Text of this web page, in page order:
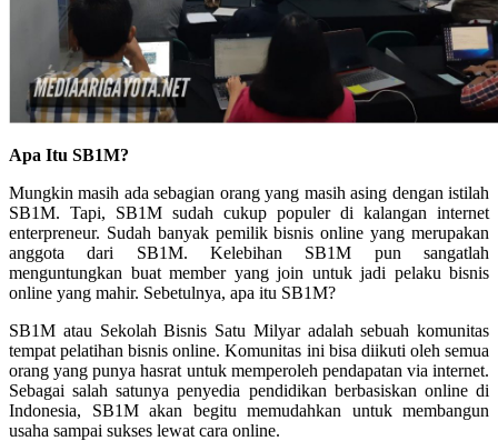
Apa Itu SB1M?
Mungkin masih ada sebagian orang yang masih asing dengan istilah
SB1M. Tapi, SB1M sudah cukup populer di kalangan internet
enterpreneur. Sudah banyak pemilik bisnis online yang merupakan
anggota dari SB1M. Kelebihan SB1M pun sangatlah
menguntungkan buat member yang join untuk jadi pelaku bisnis
online yang mahir. Sebetulnya, apa itu SB1M?
SB1M atau Sekolah Bisnis Satu Milyar adalah sebuah komunitas
tempat pelatihan bisnis online. Komunitas ini bisa diikuti oleh semua
orang yang punya hasrat untuk memperoleh pendapatan via internet.
Sebagai salah satunya penyedia pendidikan berbasiskan online di
Indonesia, SB1M akan begitu memudahkan untuk membangun
usaha sampai sukses lewat cara online.